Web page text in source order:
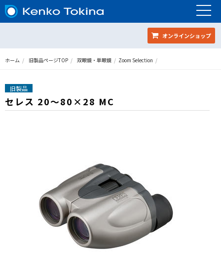
オンラインショップ
ホーム 旧製品ページTOP 双眼鏡・単眼鏡 Zoom Selection
旧製品
セレス 20～80×28 MC